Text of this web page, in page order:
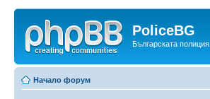
PoliceBG
Българската полиция.
Начало форум